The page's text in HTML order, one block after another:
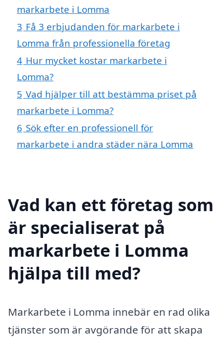
markarbete i Lomma
3 Få 3 erbjudanden för markarbete i
Lomma från professionella företag
4 Hur mycket kostar markarbete i
Lomma?
5 Vad hjälper till att bestämma priset på
markarbete i Lomma?
6 Sök efter en professionell för
markarbete i andra städer nära Lomma
Vad kan ett företag som
är specialiserat på
markarbete i Lomma
hjälpa till med?
Markarbete i Lomma innebär en rad olika
tjänster som är avgörande för att skapa